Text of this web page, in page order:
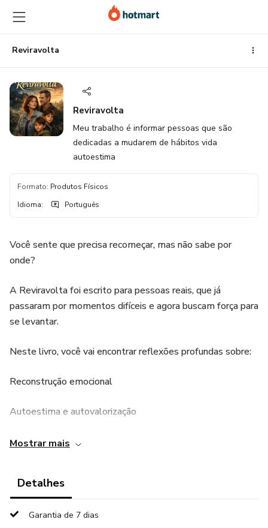
para
o
conteúdo
principal
para
o
pagamento
para
o
rodapé
Reviravolta
Reviravolta
Meu trabalho é informar pessoas que são
dedicadas a mudarem de hábitos vida
autoestima
Formato: Produtos Físicos
Idioma: Português
Você sente que precisa recomeçar, mas não sabe por
onde?
A Reviravolta foi escrito para pessoas reais, que já
passaram por momentos difíceis e agora buscam força para
se levantar.
Neste livro, você vai encontrar reflexões profundas sobre:
Reconstrução emocional
Autoestima e autovalorização
Superação de fases difíceis
Força interior e clareza de propósito
Mostrar mais
Detalhes
Garantia de 7 dias